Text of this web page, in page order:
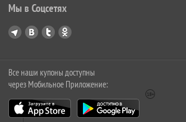
Мы в Соцсетях
Все наши купоны доступны
через Мобильное Приложение: